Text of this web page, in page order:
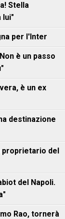
Stella
lui"
per l'Inter
è un passo
è un ex
destinazione
proprietario del
del Napoli.
Rao, tornerà